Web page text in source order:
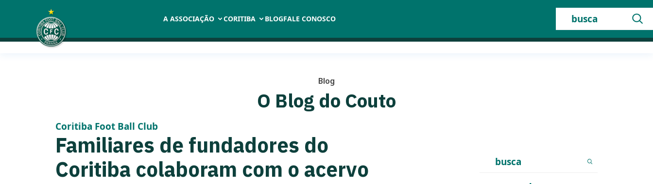
A ASSOCIAÇÃO CORITIBA BLOGFALE CONOSCO Buscar:
Blog
O Blog do Couto
Coritiba Foot Ball Club
Familiares de fundadores do
Coritiba colaboram com o acervo
Search